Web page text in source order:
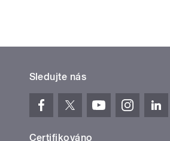
Sledujte nás
Certifikováno